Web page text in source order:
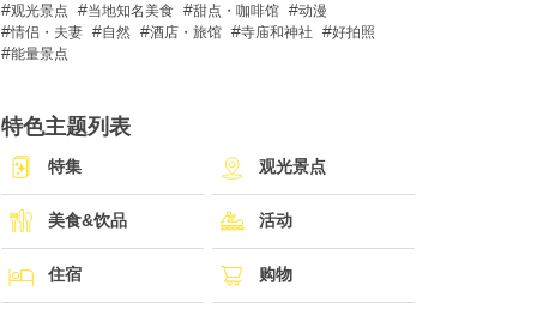
观光景点 当地知名美食 甜点・咖啡馆
动漫
情侣・夫妻
自然 酒店・旅馆 寺庙和神社
好拍照
能量景点
特色主题列表
特集 观光景点
美食&饮品 活动
住宿 购物